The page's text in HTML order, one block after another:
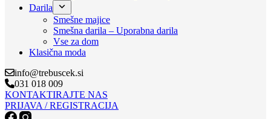
Darila
Smešne majice
Smešna darila – Uporabna darila
Vse za dom
Klasična moda
info@trebuscek.si
031 018 009
KONTAKTIRAJTE NAS
PRIJAVA / REGISTRACIJA